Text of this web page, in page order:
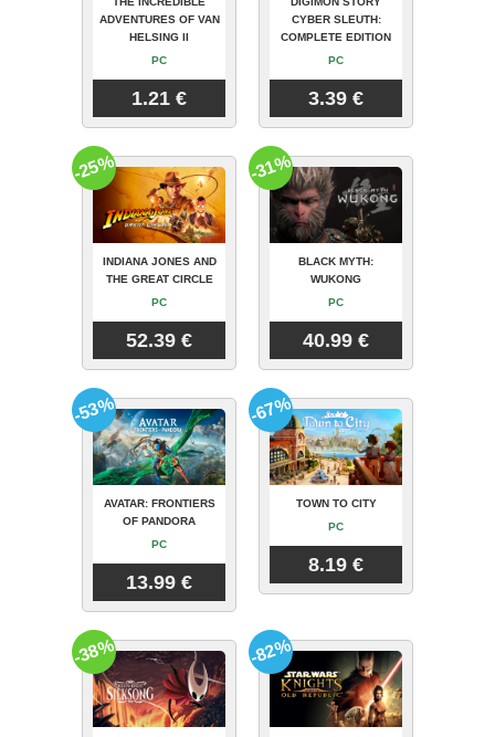
ADVENTURES OF VAN
HELSING II
PC
1.21 €
CYBER SLEUTH:
COMPLETE EDITION
PC
3.39 €
INDIANA JONES AND
THE GREAT CIRCLE
PC
52.39 €
-25%
BLACK MYTH:
WUKONG
PC
40.99 €
-31%
AVATAR: FRONTIERS
OF PANDORA
PC
13.99 €
-53%
TOWN TO CITY
PC
8.19 €
-67%
-38% -82%